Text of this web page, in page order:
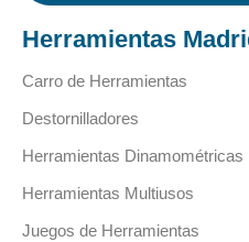
Herramientas
Carro de Herramientas
Destornilladores
Herramientas Dinamométricas
Herramientas Multiusos
Juegos de Herramientas